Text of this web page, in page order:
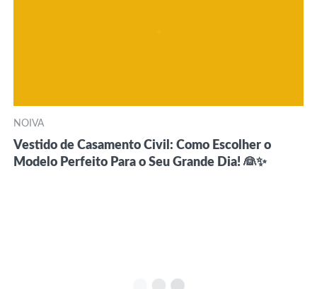
NOIVA
Vestido de Casamento Civil: Como Escolher o
Modelo Perfeito Para o Seu Grande Dia! 👰✨